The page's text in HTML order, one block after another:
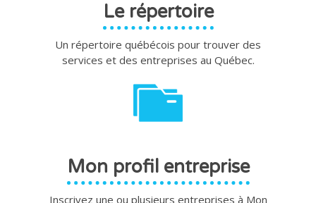
Le répertoire
Un répertoire québécois pour trouver des
services et des entreprises au Québec.
Mon profil entreprise
Inscrivez une ou plusieurs entreprises à Mon